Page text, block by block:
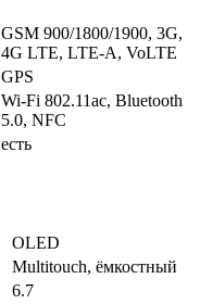
GSM 900/1800/1900, 3G,
4G LTE, LTE-A, VoLTE
GPS
Wi-Fi 802.11ac, Bluetooth
5.0, NFC
есть
OLED
Multitouch, ёмкостный
6.7